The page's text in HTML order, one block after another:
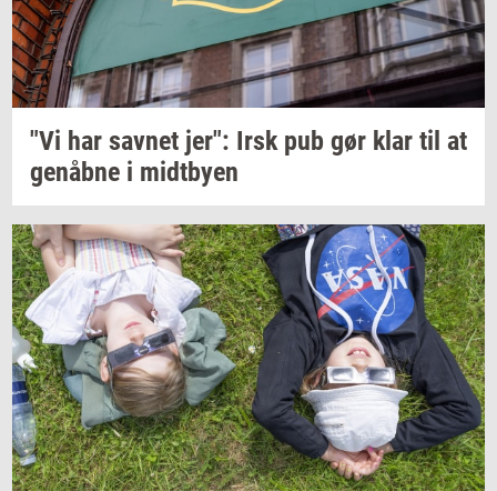
"Vi har sav­net jer": Irsk pub gør klar til at
genåb­ne i midt­by­en